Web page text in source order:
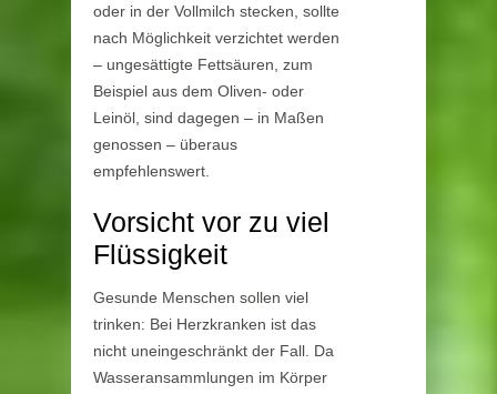
oder in der Vollmilch stecken, sollte
nach Möglichkeit verzichtet werden
– ungesättigte Fettsäuren, zum
Beispiel aus dem Oliven- oder
Leinöl, sind dagegen – in Maßen
genossen – überaus
empfehlenswert.
Vorsicht vor zu viel
Flüssigkeit
Gesunde Menschen sollen viel
trinken: Bei Herzkranken ist das
nicht uneingeschränkt der Fall. Da
Wasseransammlungen im Körper